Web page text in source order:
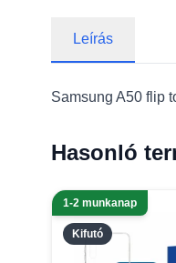
Leírás
Samsung A50 flip
Hasonló
Kifutó
1-2 munkanap